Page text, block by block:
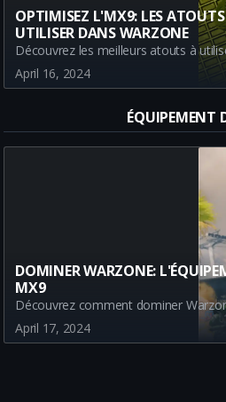
OPTIMISEZ L'MX9: LES ATOUTS
UTILISER DANS WARZONE
April 16, 2024
ÉQUIPEMENT
DOMINER WARZONE:
MX9
April 17, 2024